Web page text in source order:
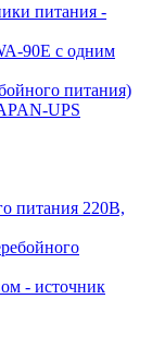
питания -
90E с одним
питания)
UPS
питания 220В,
- источник